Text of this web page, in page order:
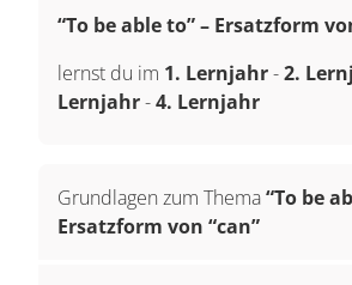
“To be able to” – Ersatzform
lernst du im 1. Lernjahr-2.
Lernjahr-4. Lernjahr
Grundlagen zum Thema“To be
Ersatzform von “can”